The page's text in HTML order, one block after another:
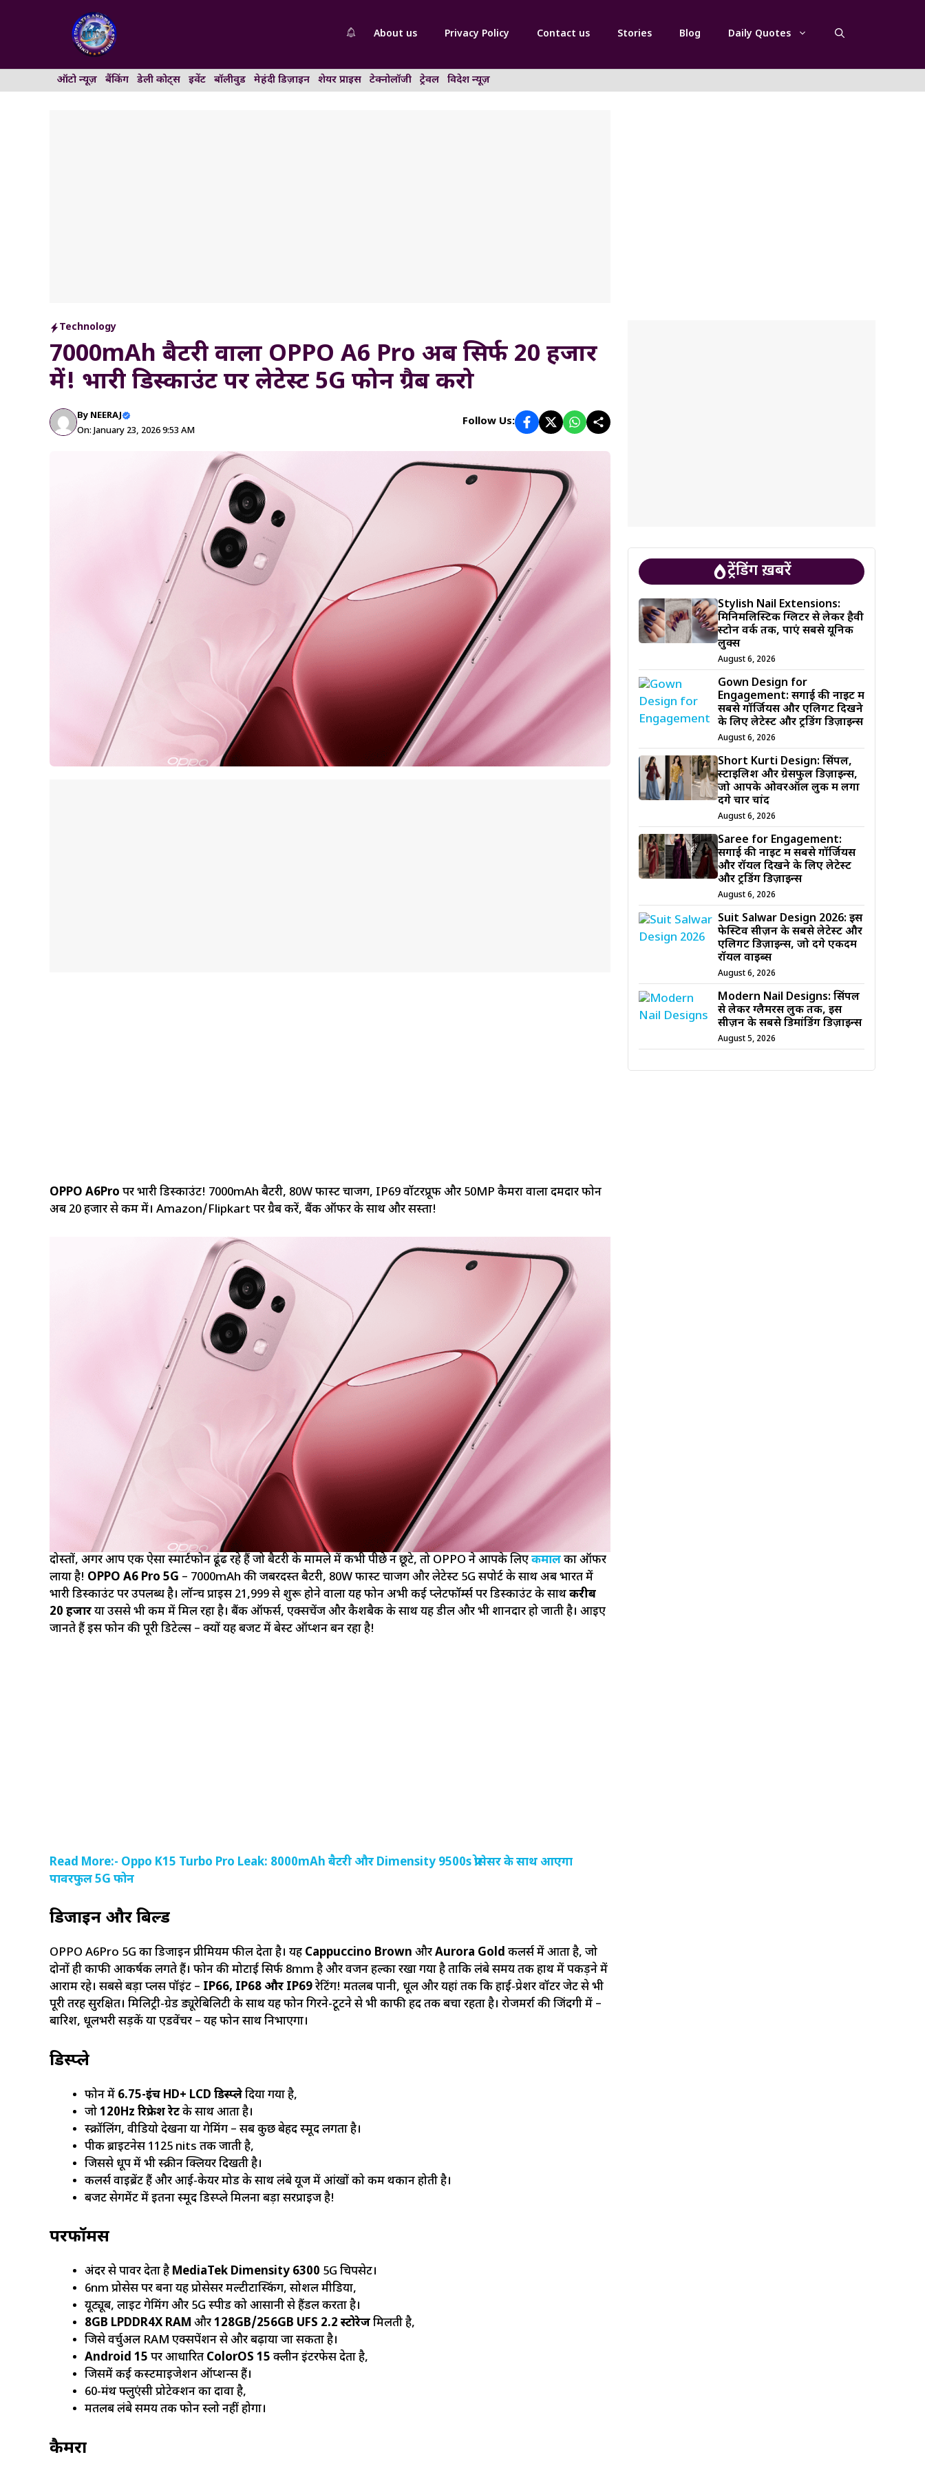
About us Privacy Policy Contact us Stories Blog Daily Quotes
ऑटो न्यूज़ बैंकिंग डेली कोट्स इवेंट बॉलीवुड मेहंदी डिज़ाइन शेयर प्राइस टेक्नोलॉजी ट्रेवल विदेश न्यूज़
Technology
7000mAh बैटरी वाला OPPO A6 Pro अब सिर्फ 20 हजार
में! भारी डिस्काउंट पर लेटेस्ट 5G फोन ग्रैब करो
By NEERAJ
On: January 23, 2026 9:53 AM
Follow Us:
OPPO A6Pro पर भारी डिस्काउंट! 7000mAh बैटरी, 80W फास्ट चार्जिंग, IP69 वॉटरप्रूफ और 50MP कैमरा वाला दमदार फोन
अब 20 हजार से कम में। Amazon/Flipkart पर ग्रैब करें, बैंक ऑफर के साथ और सस्ता!
दोस्तों, अगर आप एक ऐसा स्मार्टफोन ढूंढ रहे हैं जो बैटरी के मामले में कभी पीछे न छूटे, तो OPPO ने आपके लिएकमालका ऑफर
लाया है! OPPO A6 Pro 5G – 7000mAh की जबरदस्त बैटरी, 80W फास्ट चार्जिंग और लेटेस्ट 5G सपोर्ट के साथ अब भारत में
भारी डिस्काउंट पर उपलब्ध है। लॉन्च प्राइस ₹21,999 से शुरू होने वाला यह फोन अभी कई प्लेटफॉर्म्स पर डिस्काउंट के साथकरीब
20 हजारया उससे भी कम में मिल रहा है। बैंक ऑफर्स, एक्सचेंज और कैशबैक के साथ यह डील और भी शानदार हो जाती है। आइए
जानते हैं इस फोन की पूरी डिटेल्स – क्यों यह बजट में बेस्ट ऑप्शन बन रहा है!
Read More:- Oppo K15 Turbo Pro Leak: 8000mAh बैटरी और Dimensity 9500s प्रोसेसर के साथ आएगा
पावरफुल 5G फोन
डिजाइन और बिल्ड
OPPO A6Pro 5G का डिजाइन प्रीमियम फील देता है। यह Cappuccino Brown औरAurora Gold कलर्स में आता है, जो
दोनों ही काफी आकर्षक लगते हैं। फोन की मोटाई सिर्फ 8mm है और वजन हल्का रखा गया है ताकि लंबे समय तक हाथ में पकड़ने में
आराम रहे। सबसे बड़ा प्लस पॉइंट – IP66, IP68 और IP69रेटिंग! मतलब पानी, धूल और यहां तक कि हाई-प्रेशर वॉटर जेट से भी
पूरी तरह सुरक्षित। मिलिट्री-ग्रेड ड्यूरेबिलिटी के साथ यह फोन गिरने-टूटने से भी काफी हद तक बचा रहता है। रोजमर्रा की जिंदगी में –
बारिश, धूलभरी सड़कें या एडवेंचर – यह फोन साथ निभाएगा।
डिस्प्ले
फोन में 6.75-इंच HD+ LCD डिस्प्लेदिया गया है,
जो120Hz रिफ्रेश रेटके साथ आता है।
स्क्रॉलिंग, वीडियो देखना या गेमिंग – सब कुछ बेहद स्मूद लगता है।
पीक ब्राइटनेस 1125 nits तक जाती है,
जिससे धूप में भी स्क्रीन क्लियर दिखती है।
कलर्स वाइब्रेंट हैं और आई-केयर मोड के साथ लंबे यूज में आंखों को कम थकान होती है।
बजट सेगमेंट में इतना स्मूद डिस्प्ले मिलना बड़ा सरप्राइज है!
परफॉर्मेंस
अंदर से पावर देता है MediaTek Dimensity 6300 5G चिपसेट।
6nm प्रोसेस पर बना यह प्रोसेसर मल्टीटास्किंग, सोशल मीडिया,
यूट्यूब, लाइट गेमिंग और 5G स्पीड को आसानी से हैंडल करता है।
8GB LPDDR4X RAM और128GB/256GB UFS 2.2 स्टोरेजमिलती है,
जिसे वर्चुअल RAM एक्सपेंशन से और बढ़ाया जा सकता है।
Android 15 पर आधारित ColorOS 15 क्लीन इंटरफेस देता है,
जिसमें कई कस्टमाइजेशन ऑप्शन्स हैं।
60-मंथ फ्लुएंसी प्रोटेक्शन का दावा है,
मतलब लंबे समय तक फोन स्लो नहीं होगा।
कैमरा
ट्रेंडिंग ख़बरें
Stylish Nail Extensions:
मिनिमलिस्टिक ग्लिटर से लेकर हैवी
स्टोन वर्क तक, पाएं सबसे यूनिक
लुक्स
August 6, 2026
Gown Design for
Engagement: सगाई की नाइट में
सबसे गॉर्जियस और एलिगेंट दिखने
के लिए लेटेस्ट और ट्रेंडिंग डिज़ाइन्स
August 6, 2026
Short Kurti Design: सिंपल,
स्टाइलिश और ग्रेसफुल डिज़ाइन्स,
जो आपके ओवरऑल लुक में लगा
देंगे चार चांद
August 6, 2026
Saree for Engagement:
सगाई की नाइट में सबसे गॉर्जियस
और रॉयल दिखने के लिए लेटेस्ट
और ट्रेंडिंग डिज़ाइन्स
August 6, 2026
Suit Salwar Design 2026: इस
फेस्टिव सीज़न के सबसे लेटेस्ट और
एलिगेंट डिज़ाइन्स, जो देंगे एकदम
रॉयल वाइब्स
August 6, 2026
Modern Nail Designs: सिंपल
से लेकर ग्लैमरस लुक तक, इस
सीज़न के सबसे डिमांडिंग डिज़ाइन्स
August 5, 2026